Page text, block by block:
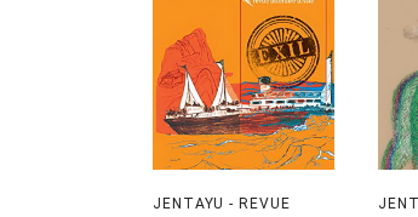
JENTAYU - REVUE